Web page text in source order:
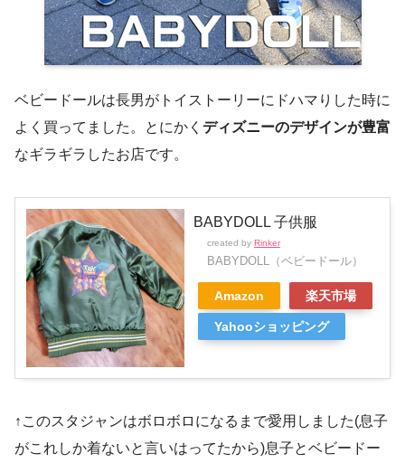
ベビードールは長男がトイストーリーにドハマりした時に
よく買ってました。とにかく ディズニーのデザインが豊富
なギラギラしたお店です。
BABYDOLL 子供服
created by Rinker
BABYDOLL（ベビードール）
Amazon 楽天市場
Yahooショッピング
↑このスタジャンはボロボロになるまで愛用しました(息子
がこれしか着ないと言いはってたから)息子とベビードー